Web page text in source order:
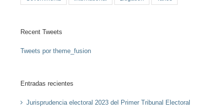
Recent Tweets
Tweets por theme_fusion
Entradas recientes
Jurisprudencia electoral 2023 del Primer Tribunal Electoral